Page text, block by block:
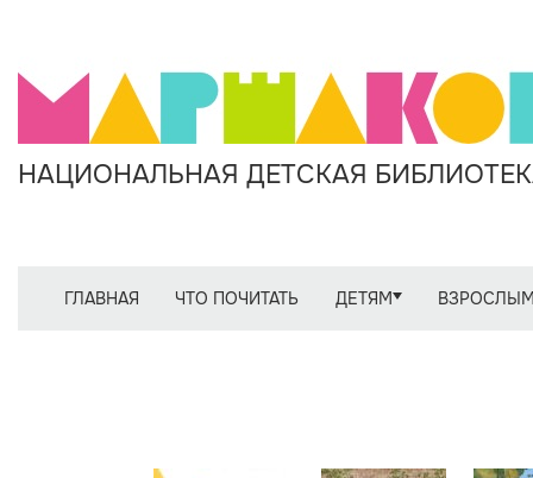
НАЦИОНАЛЬНАЯ ДЕТСКАЯ
ГЛАВНАЯ ЧТО ПОЧИТАТЬ ДЕТЯМ